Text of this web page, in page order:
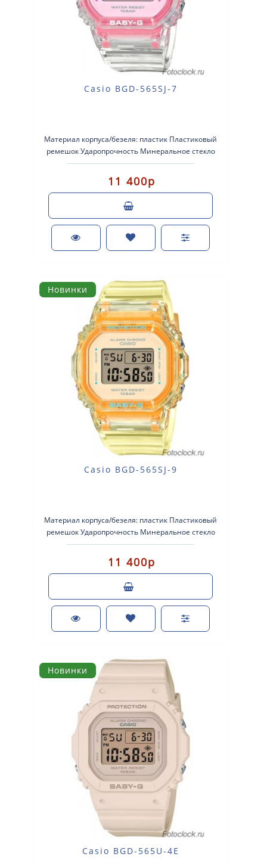
Casio BGD-565SJ-7
Материал корпуса/безеля: пластик Пластиковый
ремешок Ударопрочность Минеральное стекло
Водонепроницаемос..
11 400р
Новинки
Casio BGD-565SJ-9
Материал корпуса/безеля: пластик Пластиковый
ремешок Ударопрочность Минеральное стекло
Водонепроницаемос..
11 400р
Новинки
Casio BGD-565U-4E